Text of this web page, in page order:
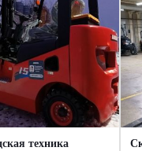
техника